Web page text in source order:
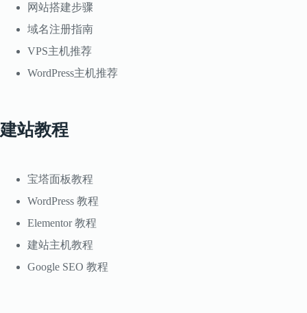
网站搭建步骤
域名注册指南
VPS主机推荐
WordPress主机推荐
建站教程
宝塔面板教程
WordPress 教程
Elementor 教程
建站主机教程
Google SEO 教程